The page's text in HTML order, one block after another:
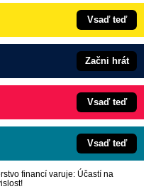
Vsaď teď
Začni hrát
Vsaď teď
Vsaď teď
financí varuje: Účastí na